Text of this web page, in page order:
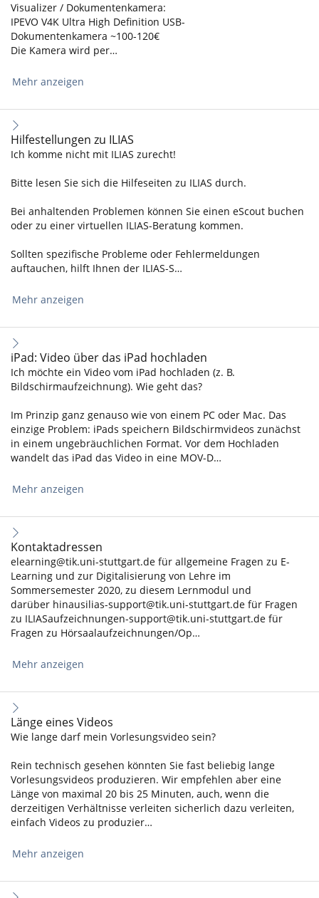
Visualizer / Dokumentenkamera:
IPEVO V4K Ultra High Definition USB-
Dokumentenkamera ~100-120€
Die Kamera wird per…
Mehr anzeigen
Hilfestellungen zu ILIAS
Ich komme nicht mit ILIAS zurecht!
Bitte lesen Sie sich die Hilfeseiten zu ILIAS durch.
Bei anhaltenden Problemen können Sie einen eScout buchen
oder zu einer virtuellen ILIAS-Beratung kommen.
Sollten spezifische Probleme oder Fehlermeldungen
auftauchen, hilft Ihnen der ILIAS-S…
Mehr anzeigen
iPad: Video über das iPad hochladen
Ich möchte ein Video vom iPad hochladen (z. B.
Bildschirmaufzeichnung). Wie geht das?
Im Prinzip ganz genauso wie von einem PC oder Mac. Das
einzige Problem: iPads speichern Bildschirmvideos zunächst
in einem ungebräuchlichen Format. Vor dem Hochladen
wandelt das iPad das Video in eine MOV-D…
Mehr anzeigen
Kontaktadressen
elearning@tik.uni-stuttgart.de für allgemeine Fragen zu E-
Learning und zur Digitalisierung von Lehre im
Sommersemester 2020, zu diesem Lernmodul und
darüber hinausilias-support@tik.uni-stuttgart.de für Fragen
zu ILIASaufzeichnungen-support@tik.uni-stuttgart.de für
Fragen zu Hörsaalaufzeichnungen/Op…
Mehr anzeigen
Länge eines Videos
Wie lange darf mein Vorlesungsvideo sein?
Rein technisch gesehen könnten Sie fast beliebig lange
Vorlesungsvideos produzieren. Wir empfehlen aber eine
Länge von maximal 20 bis 25 Minuten, auch, wenn die
derzeitigen Verhältnisse verleiten sicherlich dazu verleiten,
einfach Videos zu produzier…
Mehr anzeigen